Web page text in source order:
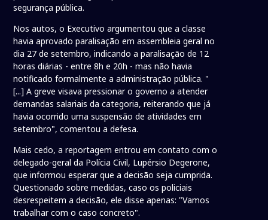
segurança pública.
Nos autos, o Executivo argumentou que a classe
havia aprovado paralisação em assembleia geral no
dia 27 de setembro, indicando a paralisação de 12
horas diárias - entre 8h e 20h - mas não havia
notificado formalmente a administração pública. "
[...] A greve visava pressionar o governo a atender
demandas salariais da categoria, reiterando que já
havia ocorrido uma suspensão de atividades em
setembro", comentou a defesa.
Mais cedo, a reportagem entrou em contato com o
delegado-geral da Polícia Civil, Lupérsio Degerone,
que informou esperar que a decisão seja cumprida.
Questionado sobre medidas, caso os policiais
desrespeitem a decisão, ele disse apenas: "Vamos
trabalhar com o caso concreto".